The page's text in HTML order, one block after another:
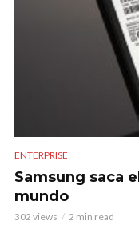
ENTERPRISE
Samsung saca
mundo
302 views 2 min read